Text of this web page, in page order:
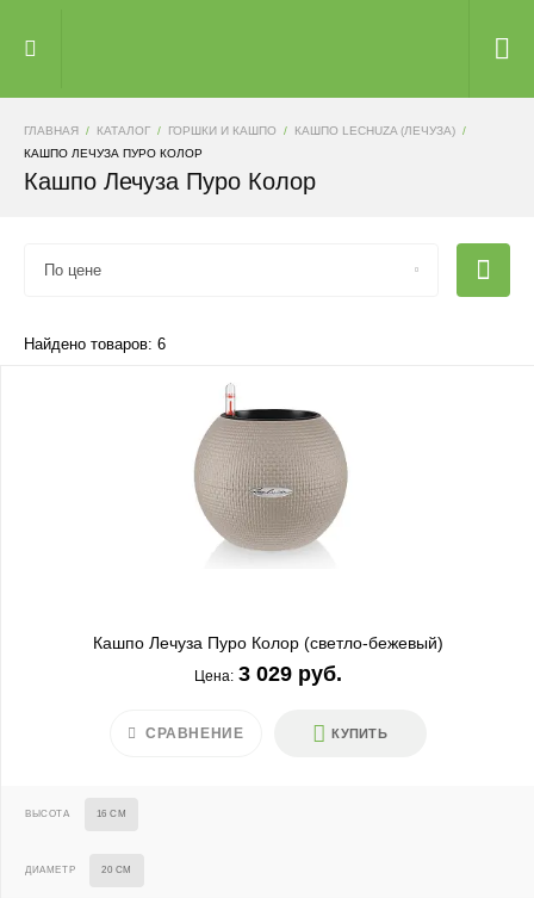
ГЛАВНАЯ КАТАЛОГ ГОРШКИ И КАШПО
КАШПО LECHUZA (ЛЕЧУЗА)
КАШПО ЛЕЧУЗА ПУРО КОЛОР
Кашпо Лечуза Пуро Колор
По цене
Найдено товаров: 6
Кашпо Лечуза Пуро Колор (светло-бежевый)
Цена: 3 029 руб.
КУПИТЬ
СРАВНЕНИЕ
ВЫСОТА 16 СМ
ДИАМЕТР 20 СМ